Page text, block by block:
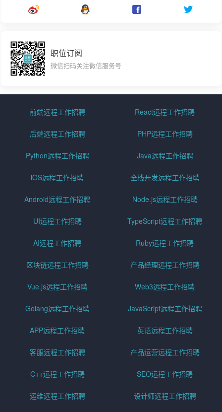
职位订阅
微信扫码关注微信服务号
前端远程工作招聘 React远程工作招聘
后端远程工作招聘 PHP远程工作招聘
Python远程工作招聘 Java远程工作招聘
iOS远程工作招聘 全栈开发远程工作招聘
Android远程工作招聘 Node.js远程工作招聘
UI远程工作招聘 TypeScript远程工作招聘
AI远程工作招聘 Ruby远程工作招聘
区块链远程工作招聘 产品经理远程工作招聘
Vue.js远程工作招聘 Web3远程工作招聘
Golang远程工作招聘 JavaScript远程工作招聘
APP远程工作招聘 英语远程工作招聘
客服远程工作招聘 产品运营远程工作招聘
C++远程工作招聘 SEO远程工作招聘
运维远程工作招聘 设计师远程工作招聘